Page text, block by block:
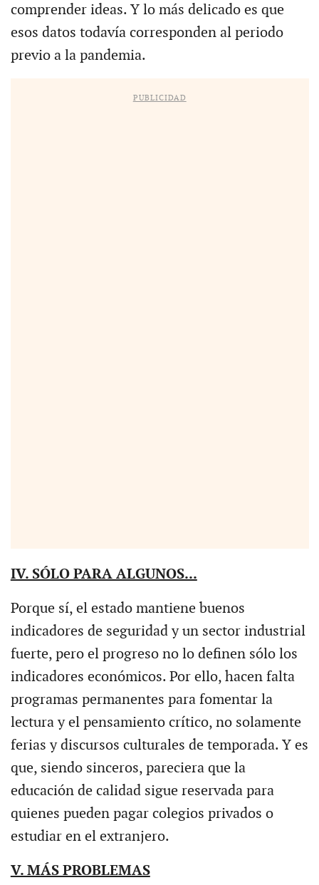
comprender ideas. Y lo más delicado es que
esos datos todavía corresponden al periodo
previo a la pandemia.
PUBLICIDAD
IV. SÓLO PARA ALGUNOS...
Porque sí, el estado mantiene buenos
indicadores de seguridad y un sector industrial
fuerte, pero el progreso no lo definen sólo los
indicadores económicos. Por ello, hacen falta
programas permanentes para fomentar la
lectura y el pensamiento crítico, no solamente
ferias y discursos culturales de temporada. Y es
que, siendo sinceros, pareciera que la
educación de calidad sigue reservada para
quienes pueden pagar colegios privados o
estudiar en el extranjero.
V. MÁS PROBLEMAS